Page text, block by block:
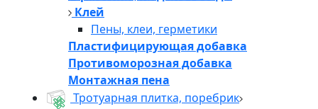
Клей
Пены, клеи, герметики
Пластифицирующая добавка
Противоморозная добавка
Монтажная пена
Тротуарная плитка, поребрик